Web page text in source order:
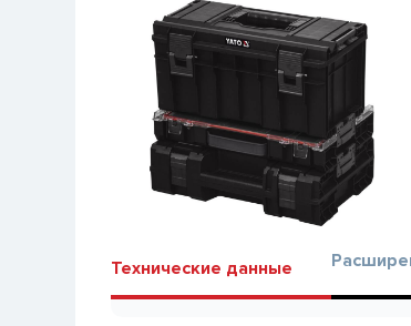
Технические данные